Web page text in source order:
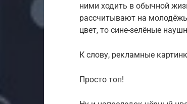
ними ходить в обычной
рассчитывают на
цвет, то сине-зелёные
К слову, рекламные
Просто топ!